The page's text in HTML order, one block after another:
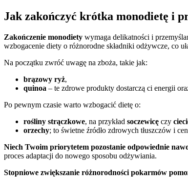
Jak zakończyć krótka monodietę i
Zakończenie monodiety wymaga delikatności i
wzbogacenie diety o różnorodne składniki odżywcze, co
Na początku zwróć uwagę na zboża, takie jak:
brązowy ryż,
quinoa – te zdrowe produkty dostarczą ci energii
Po pewnym czasie warto wzbogacić dietę o:
rośliny strączkowe, na przykład soczewicę czy
orzechy; to świetne źródło zdrowych tłuszczów i
Niech Twoim priorytetem pozostanie odpowiednie
proces adaptacji do nowego sposobu odżywiania.
Stopniowe zwiększanie różnorodności pokarmów